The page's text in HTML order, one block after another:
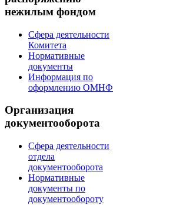
нежилым фондом
Сфера деятельности
Комитета
Нормативные
документы
Информация по
оформлению ОМНФ
Организация
документооборота
Сфера деятельности
отдела
документооборота
Нормативные
документы по
документообороту